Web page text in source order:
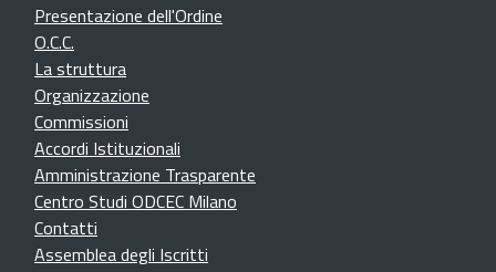
Presentazione dell'Ordine
O.C.C.
La struttura
Organizzazione
Commissioni
Accordi Istituzionali
Amministrazione Trasparente
Centro Studi ODCEC Milano
Contatti
Assemblea degli Iscritti